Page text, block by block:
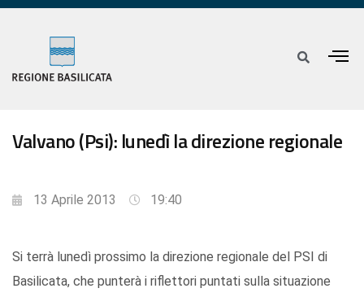
Valvano (Psi): lunedì la direzione regionale
13 Aprile 2013 19:40
Si terrà lunedì prossimo la direzione regionale del PSI di
Basilicata, che punterà i riflettori puntati sulla situazione